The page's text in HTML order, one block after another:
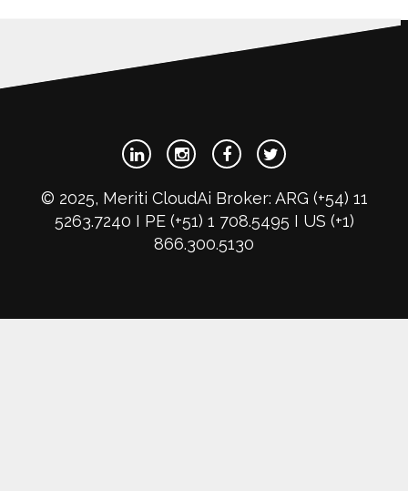
© 2025, Meriti CloudAi Broker: ARG (+54) 11
5263.7240 I PE (+51) 1 708.5495 I US (+1)
866.300.5130